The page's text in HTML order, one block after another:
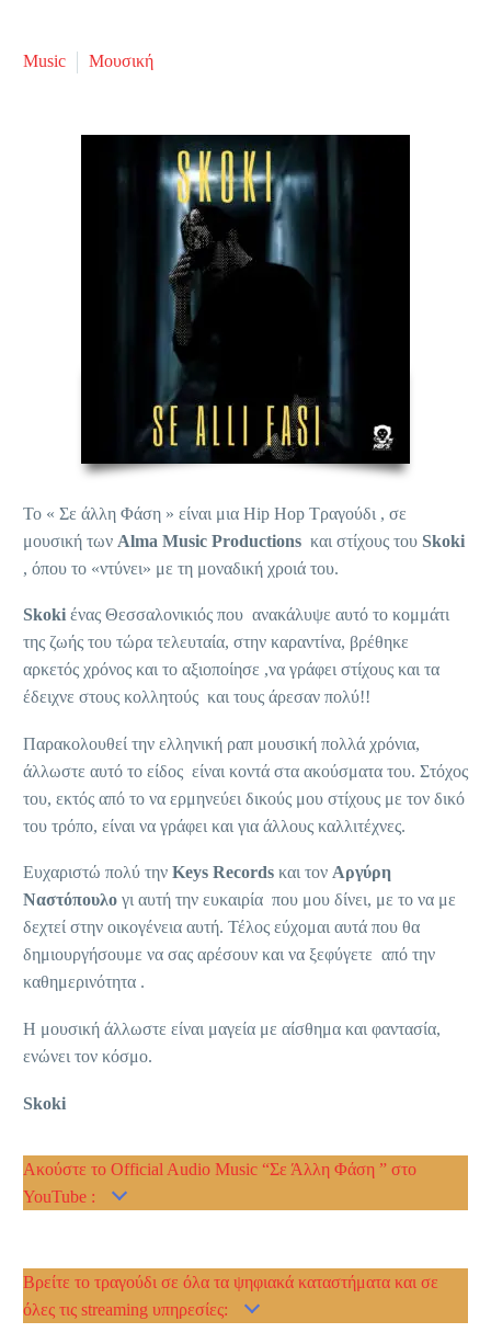
Music Μουσική
Το « Σε άλλη Φάση » είναι μια Hip Hop Τραγούδι , σε
μουσική των Alma Music Productions και στίχους του Skoki
, όπου το «ντύνει» με τη μοναδική χροιά του.
Skoki ένας Θεσσαλονικιός που ανακάλυψε αυτό το κομμάτι
της ζωής του τώρα τελευταία, στην καραντίνα, βρέθηκε
αρκετός χρόνος και το αξιοποίησε ,να γράφει στίχους και τα
έδειχνε στους κολλητούς και τους άρεσαν πολύ!!
Παρακολουθεί την ελληνική ραπ μουσική πολλά χρόνια,
άλλωστε αυτό το είδος είναι κοντά στα ακούσματα του. Στόχος
του, εκτός από το να ερμηνεύει δικούς μου στίχους με τον δικό
του τρόπο, είναι να γράφει και για άλλους καλλιτέχνες.
Ευχαριστώ πολύ την Keys Records και τον Αργύρη
Ναστόπουλο γι αυτή την ευκαιρία που μου δίνει, με το να με
δεχτεί στην οικογένεια αυτή. Τέλος εύχομαι αυτά που θα
δημιουργήσουμε να σας αρέσουν και να ξεφύγετε από την
καθημερινότητα .
Η μουσική άλλωστε είναι μαγεία με αίσθημα και φαντασία,
ενώνει τον κόσμο.
Skoki
Aκούστε το Official Audio Music “Σε Άλλη Φάση ” στο
YouTube :
Βρείτε το τραγούδι σε όλα τα ψηφιακά καταστήματα και σε
όλες τις streaming υπηρεσίες: